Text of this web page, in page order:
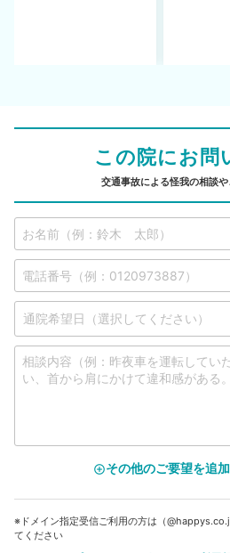
この院にお問
交通事故による怪我の相談
add_circle_outlineその他のご要望を追加
※ドメイン指定受信ご利用の方は（
てください